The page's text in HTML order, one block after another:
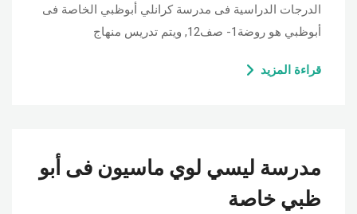
الدرجات الدراسية فى مدرسة كرانلي أبوظبي الخاصة فى
أبوظبي هو روضة1- صف12, ويتم تدريس منهاج
قراءة المزيد
مدرسة ليسي لوي ماسيون فى أبو
ظبي خاصة